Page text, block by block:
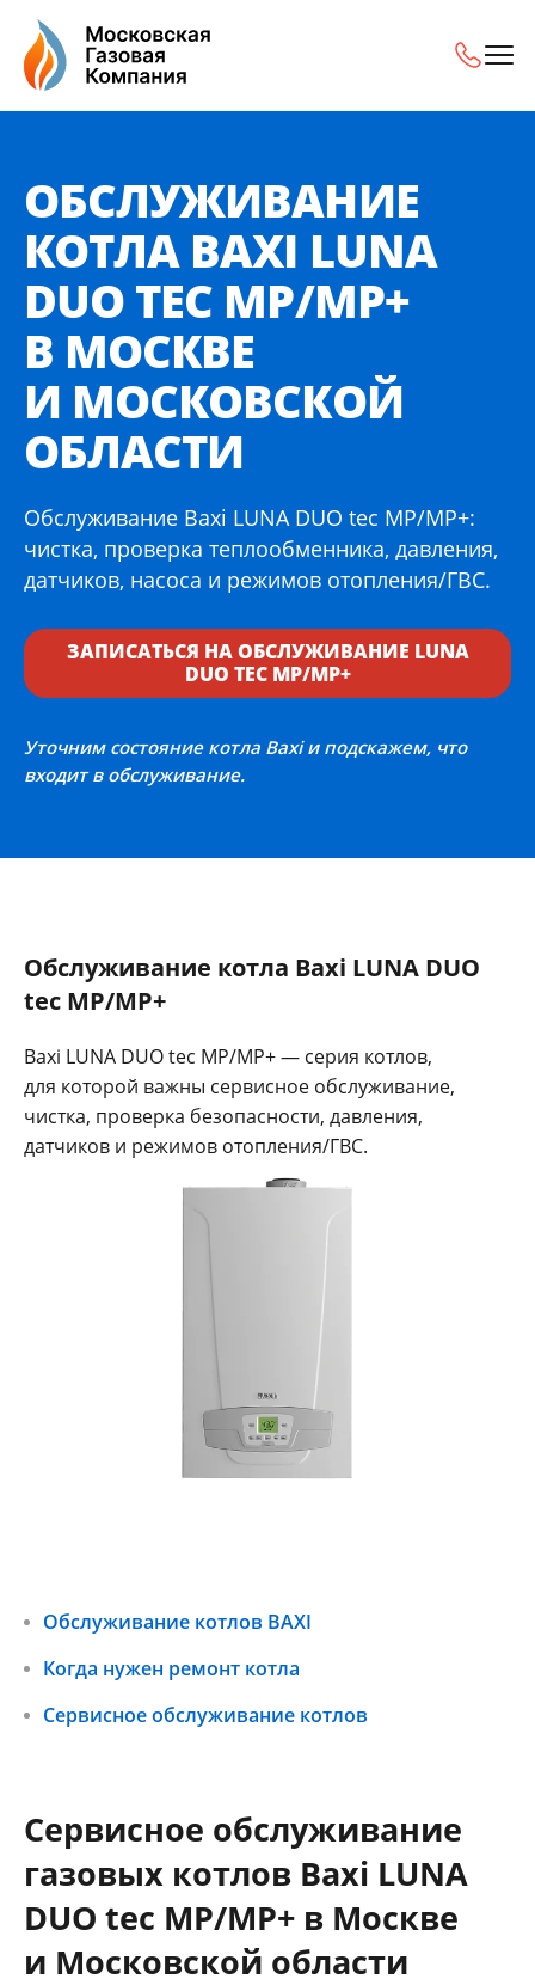
ОБСЛУЖИВАНИЕ
КОТЛА BAXI LUNA
DUO TEC MP/MP+
В МОСКВЕ
И МОСКОВСКОЙ
ОБЛАСТИ
Обслуживание Baxi LUNA DUO tec MP/MP+:
чистка, проверка теплообменника, давления,
датчиков, насоса и режимов отопления/ГВС.
ЗАПИСАТЬСЯ НА ОБСЛУЖИВАНИЕ LUNA
DUO TEC MP/MP+
Уточним состояние котла Baxi и подскажем, что
входит в обслуживание.
Обслуживание котла Baxi LUNA DUO
tec MP/MP+
Baxi LUNA DUO tec MP/MP+ — серия котлов,
для которой важны сервисное обслуживание,
чистка, проверка безопасности, давления,
датчиков и режимов отопления/ГВС.
Обслуживание котлов BAXI
Когда нужен ремонт котла
Сервисное обслуживание котлов
Сервисное обслуживание
газовых котлов Baxi LUNA
DUO tec MP/MP+ в Москве
и Московской области